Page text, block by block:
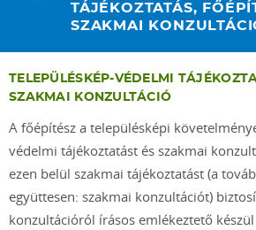
TÁJÉKOZTATÁS,
SZAKMAI
TELEPÜLÉSKÉP-VÉDELMI
SZAKMAI KONZULTÁCIÓ
A főépítész a településképi
védelmi tájékoztatást és szakmai
ezen belül szakmai tájékoztatást (a
együttesen: szakmai konzultációt)
konzultációról írásos emlékeztető